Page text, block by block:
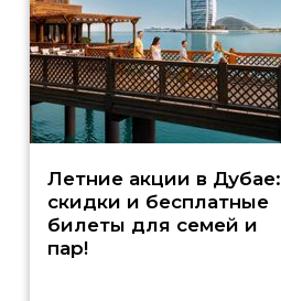
Летние акции в Дубае:
скидки и бесплатные
билеты для семей и
пар!